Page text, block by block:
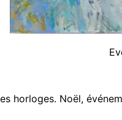
horloges. Noël,